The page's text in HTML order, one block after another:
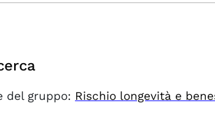
del gruppo: Rischio longevità e